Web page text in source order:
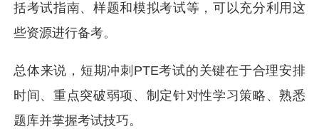
括考试指南、样题和模拟考试等，可以充分利用这
些资源进行备考。
总体来说，短期冲刺PTE考试的关键在于合理安排
时间、重点突破弱项、制定针对性学习策略、熟悉
题库并掌握考试技巧。